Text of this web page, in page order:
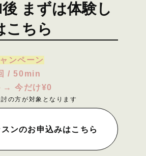
まずは体験し
こちら
ンペーン
/ 50min
→ 今だけ¥0
の方が対象となります
ンのお申込みはこちら